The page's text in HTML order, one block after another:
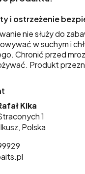
i ostrzeżenie
nie służy do
w suchym i
Chronić przed
Produkt
Kika
1
Polska